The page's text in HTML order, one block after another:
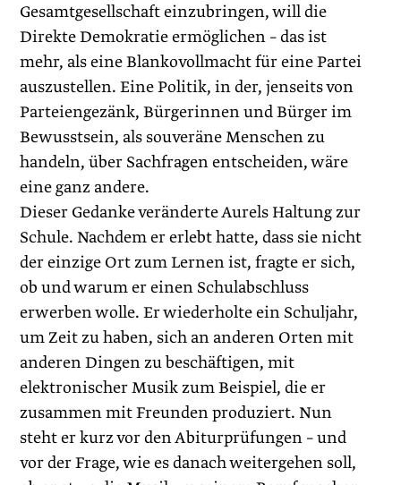
Gesamtgesellschaft einzubringen, will die
Direkte Demokratie ermöglichen – das ist
mehr, als eine Blankovollmacht für eine Partei
auszustellen. Eine Politik, in der, jenseits von
Parteiengezänk, Bür­gerinnen und Bürger im
Bewusstsein, als souveräne Menschen zu
handeln, über Sachfragen entscheiden, wäre
eine ganz andere.
Dieser Gedanke veränderte Aurels Haltung zur
Schule. Nachdem er erlebt hatte, dass sie nicht
der einzige Ort zum Lernen ist, fragte er sich,
ob und warum er einen Schulabschluss
erwerben wolle. Er wiederholte ein Schuljahr,
um Zeit zu haben, sich an anderen Orten mit
anderen Dingen zu beschäftigen, mit
elektronischer Musik zum Beispiel, die er
zusammen mit Freunden produziert. Nun
steht er kurz vor den Abiturprüfungen – und
vor der Frage, wie es danach weitergehen soll,